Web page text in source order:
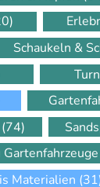
Schaukeln &
(74)
Gartenfahrzeuge
Materialien